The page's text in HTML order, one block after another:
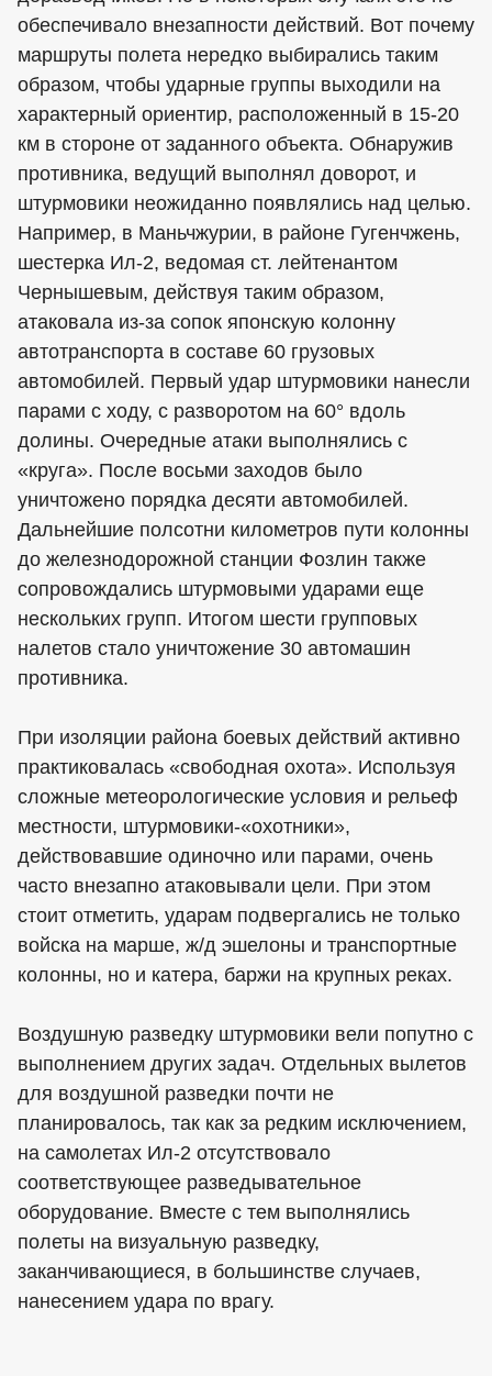
обеспечивало внезапности действий. Вот почему
маршруты полета нередко выбирались таким
образом, чтобы ударные группы выходили на
характерный ориентир, расположенный в 15-20
км в стороне от заданного объекта. Обнаружив
противника, ведущий выполнял доворот, и
штурмовики неожиданно появлялись над целью.
Например, в Маньчжурии, в районе Гугенчжень,
шестерка Ил-2, ведомая ст. лейтенантом
Чернышевым, действуя таким образом,
атаковала из-за сопок японскую колонну
автотранспорта в составе 60 грузовых
автомобилей. Первый удар штурмовики нанесли
парами с ходу, с разворотом на 60° вдоль
долины. Очередные атаки выполнялись с
«круга». После восьми заходов было
уничтожено порядка десяти автомобилей.
Дальнейшие полсотни километров пути колонны
до железнодорожной станции Фозлин также
сопровождались штурмовыми ударами еще
нескольких групп. Итогом шести групповых
налетов стало уничтожение 30 автомашин
противника.
При изоляции района боевых действий активно
практиковалась «свободная охота». Используя
сложные метеорологические условия и рельеф
местности, штурмовики-«охотники»,
действовавшие одиночно или парами, очень
часто внезапно атаковывали цели. При этом
стоит отметить, ударам подвергались не только
войска на марше, ж/д эшелоны и транспортные
колонны, но и катера, баржи на крупных реках.
Воздушную разведку штурмовики вели попутно с
выполнением других задач. Отдельных вылетов
для воздушной разведки почти не
планировалось, так как за редким исключением,
на самолетах Ил-2 отсутствовало
соответствующее разведывательное
оборудование. Вместе с тем выполнялись
полеты на визуальную разведку,
заканчивающиеся, в большинстве случаев,
нанесением удара по врагу.